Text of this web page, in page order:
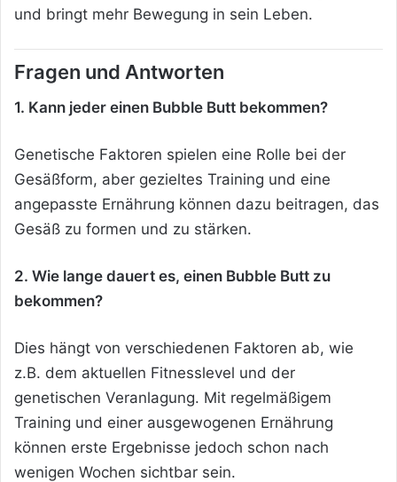
und bringt mehr Bewegung in sein Leben.
Fragen und Antworten
1. Kann jeder einen Bubble Butt bekommen?
Genetische Faktoren spielen eine Rolle bei der
Gesäßform, aber gezieltes Training und eine
angepasste Ernährung können dazu beitragen, das
Gesäß zu formen und zu stärken.
2. Wie lange dauert es, einen Bubble Butt zu
bekommen?
Dies hängt von verschiedenen Faktoren ab, wie
z.B. dem aktuellen Fitnesslevel und der
genetischen Veranlagung. Mit regelmäßigem
Training und einer ausgewogenen Ernährung
können erste Ergebnisse jedoch schon nach
wenigen Wochen sichtbar sein.